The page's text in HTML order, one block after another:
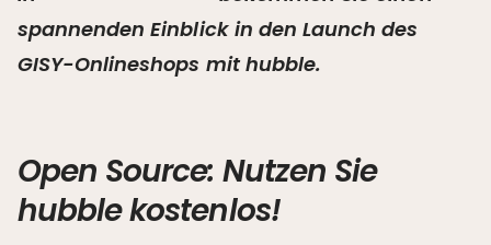
spannenden Einblick in den Launch des
GISY-Onlineshops mit hubble.
Open Source: Nutzen Sie
hubble kostenlos!